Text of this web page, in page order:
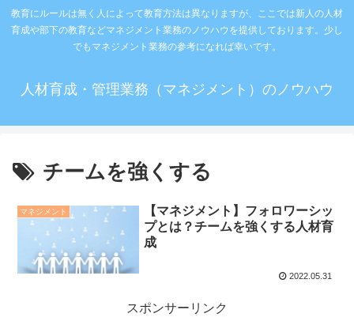
教育にルールは無く人によって教育方法は異なりますが、ここでは新人の人材
育成や部下の教育などマネジメント業務のノウハウを提供しております。少し
でもマネジメント業務の参考になれば幸いです。
人材育成・管理業務（マネジメント）のノウハウ
チームを強くする
マネジメント
【マネジメント】フォロワーシッ
プとは？チームを強くする人材育
成
2022.05.31
スポンサーリンク